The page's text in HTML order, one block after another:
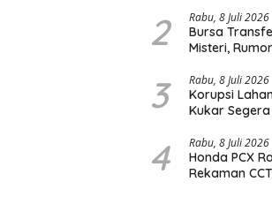
2 Rabu, 8 Juli 2026
Bursa
Misteri,
3 Rabu, 8 Juli 2026
Korupsi
Kukar
4 Rabu, 8 Juli 2026
Honda PCX
Rekaman